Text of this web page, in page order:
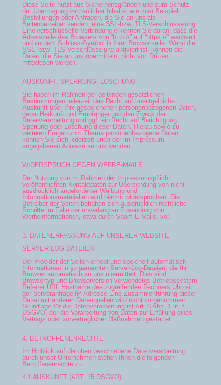
Diese Seite nutzt aus Sicherheitsgründen und zum Schutz
der Übertragung vertraulicher Inhalte, wie zum Beispiel
Bestellungen oder Anfragen, die Sie an uns als
Seitenbetreiber senden, eine SSL-bzw. TLS-Verschlüsselung.
Eine verschlüsselte Verbindung erkennen Sie daran, dass die
Adresszeile des Browsers von “http://” auf “https://” wechselt
und an dem Schloss-Symbol in Ihrer Browserzeile. Wenn die
SSL- bzw. TLS-Verschlüsselung aktiviert ist, können die
Daten, die Sie an uns übermitteln, nicht von Dritten
mitgelesen werden.
AUSKUNFT, SPERRUNG, LÖSCHUNG
Sie haben im Rahmen der geltenden gesetzlichen
Bestimmungen jederzeit das Recht auf unentgeltliche
Auskunft über Ihre gespeicherten personenbezogenen Daten,
deren Herkunft und Empfänger und den Zweck der
Datenverarbeitung und ggf. ein Recht auf Berichtigung,
Sperrung oder Löschung dieser Daten. Hierzu sowie zu
weiteren Fragen zum Thema personenbezogene Daten
können Sie sich jederzeit unter der im Impressum
angegebenen Adresse an uns wenden.
WIDERSPRUCH GEGEN WERBE-MAILS
Der Nutzung von im Rahmen der Impressumspflicht
veröffentlichten Kontaktdaten zur Übersendung von nicht
ausdrücklich angeforderter Werbung und
Informationsmaterialien wird hiermit widersprochen. Die
Betreiber der Seiten behalten sich ausdrücklich rechtliche
Schritte im Falle der unverlangten Zusendung von
Werbeinformationen, etwa durch Spam-E-Mails, vor.
3. DATENERFASSUNG AUF UNSERER WEBSITE
SERVER-LOG-DATEIEN
Der Provider der Seiten erhebt und speichert automatisch
Informationen in so genannten Server-Log-Dateien, die Ihr
Browser automatisch an uns übermittelt. Dies sind:
Browsertyp und Browserversion verwendetes Betriebssystem
Referrer URL Hostname des zugreifenden Rechners Uhrzeit
der Serveranfrage IP-Adresse Eine Zusammenführung dieser
Daten mit anderen Datenquellen wird nicht vorgenommen.
Grundlage für die Datenverarbeitung ist Art. 6 Abs. 1 lit. f
DSGVO, der die Verarbeitung von Daten zur Erfüllung eines
Vertrags oder vorvertraglicher Maßnahmen gestattet.
4. BETROFFENENRECHTE
Im Hinblick auf die oben beschriebene Datenverarbeitung
durch unser Unternehmen stehen Ihnen die folgenden
Betroffenenrechte zu:
4.1 AUSKUNFT (ART. 15 DSGVO)